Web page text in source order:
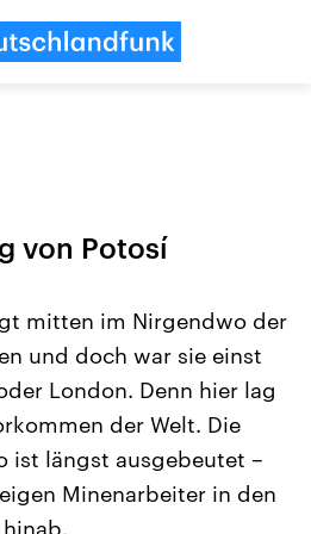
6.
aus
USA
Aktuelle Beiträge,
Hintergründe
Wirtschaftlich und
gehören die Vereinigten
von Potosí
mitten im Nirgendwo der
und doch war sie einst
London. Denn hier lag
der Welt. Die
ist längst ausgebeutet –
Minenarbeiter in den